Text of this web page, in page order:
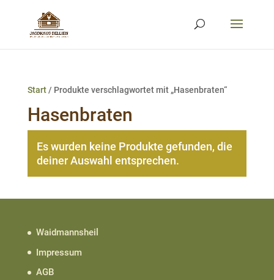
Start/ Produkte verschlagwortet mit „Hasenbraten“
Hasenbraten
Es wurden keine Produkte gefunden, die
deiner Auswahl entsprechen.
Waidmannsheil
Impressum
AGB